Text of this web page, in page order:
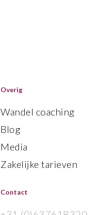
Overig
Wandel coaching
Blog
Media
Zakelijke tarieven
Contact